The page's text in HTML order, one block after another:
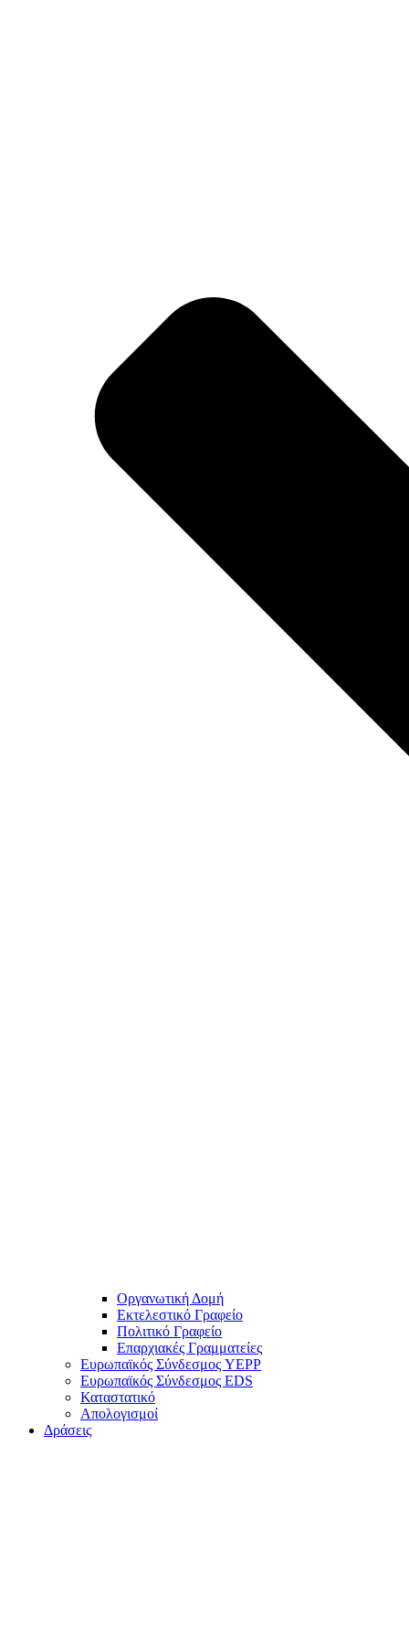
Οργανωτική Δομή
Εκτελεστικό Γραφείο
Πολιτικό Γραφείο
Επαρχιακές Γραμματείες
Ευρωπαϊκός Σύνδεσμος YEPP
Ευρωπαϊκός Σύνδεσμος EDS
Καταστατικό
Απολογισμοί
Δράσεις